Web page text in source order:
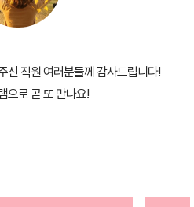
신 직원 여러분들께 감사드립니다!
으로 곧 또 만나요!